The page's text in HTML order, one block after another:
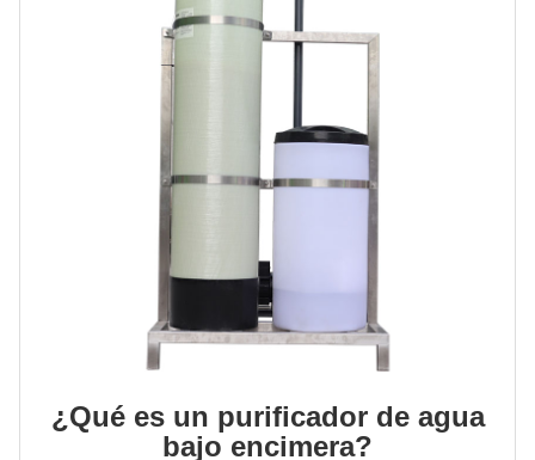
¿Qué es un purificador de agua
bajo encimera?